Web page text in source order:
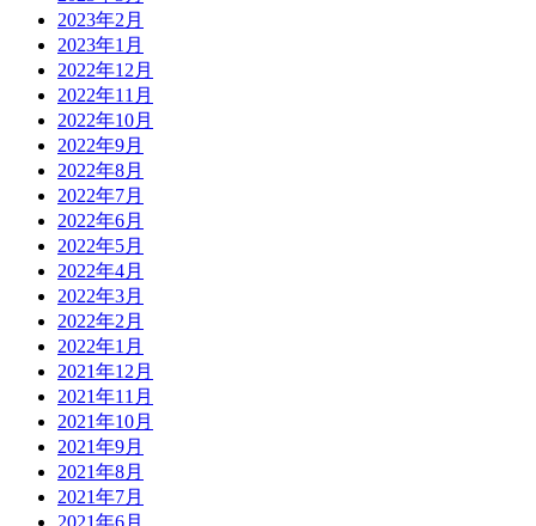
2023年2月
2023年1月
2022年12月
2022年11月
2022年10月
2022年9月
2022年8月
2022年7月
2022年6月
2022年5月
2022年4月
2022年3月
2022年2月
2022年1月
2021年12月
2021年11月
2021年10月
2021年9月
2021年8月
2021年7月